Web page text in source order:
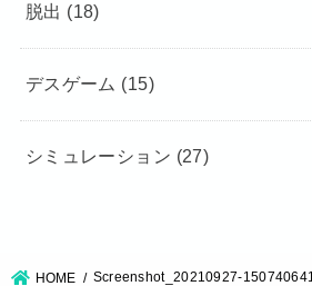
脱出 (18)
デスゲーム (15)
シミュレーション (27)
HOME Screenshot_20210927-150740641